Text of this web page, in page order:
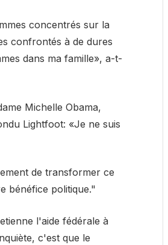
concentrés sur la
confrontés à de dures
dans ma famille», a-t-
Michelle Obama,
Lightfoot: «Je ne suis
de transformer ce
bénéfice politique."
l'aide fédérale à
c'est que le